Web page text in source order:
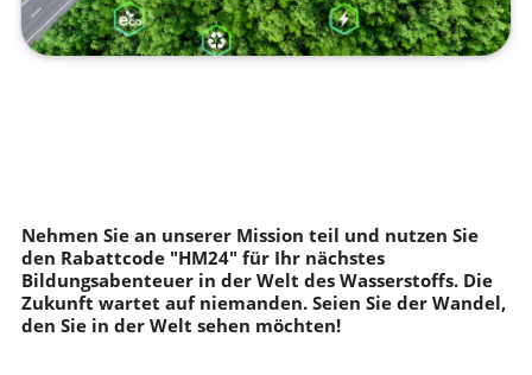
Nehmen Sie an unserer Mission teil und nutzen Sie
den Rabattcode "HM24" für Ihr nächstes
Bildungsabenteuer in der Welt des Wasserstoffs. Die
Zukunft wartet auf niemanden. Seien Sie der Wandel,
den Sie in der Welt sehen möchten!